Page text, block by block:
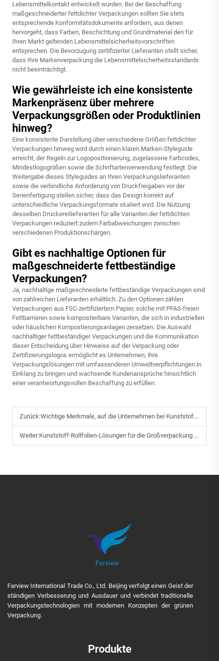
Lebensmittelkontakt entwickelt wurden. Bei der Beschaffung
maßgeschneiderter fettdichter Verpackungen sollten Sie stets
entsprechende Konformitätsdokumente anfordern, aus denen
hervorgeht, dass Farben, Beschichtung und Grundmaterial den für
Ihren Markt geltenden Lebensmittelsicherheitsvorschriften
entsprechen. Die Bevorzugung zertifizierter Lieferanten stellt sicher,
dass Ihre Markenverpackung die Lebensmittelsicherheitsstandards
nicht beeinträchtigt.
Wie gewährleiste ich eine konsistente
Markenpräsenz über mehrere
Verpackungsgrößen oder Produktlinien
hinweg?
Eine konsistente Darstellung über verschiedene Größen fettdichter
Verpackungen hinweg wird durch einen klaren Marken-Styleguide
erreicht, der Regeln zur Logopositionierung, zugelassene Farbcodes,
Mindestlogogrößen sowie die Schriftartenverwendung festlegt. Die
Weitergabe dieses Styleguides an Ihren Verpackungslieferanten
sowie die verbindliche Anforderung von Druckfreigaben vor der
Serienfertigung stellen sicher, dass das Design korrekt auf
unterschiedliche Verpackungsformate skaliert wird. Die Nutzung
desselben Druckereilieferanten für alle Varianten der fettdichten
Verpackungen reduziert zudem Farbabweichungen zwischen
verschiedenen Produktionschargen.
Gibt es nachhaltige Optionen für
maßgeschneiderte fettbeständige
Verpackungen?
Ja, nachhaltige maßgeschneiderte fettbeständige Verpackungen sind
von zahlreichen Lieferanten erhältlich. Zu den Optionen zählen
Verpackungen aus FSC-zertifiziertem Papier, solche mit PFAS-freien
Fettbarrieren sowie kompostierbare Varianten, die sich in industriellen
oder häuslichen Kompostierungsanlagen zersetzen. Die Auswahl
nachhaltiger fettbeständiger Verpackungen und die Kommunikation
dieser Entscheidung über Hinweise auf der Verpackung oder
Zertifizierungslogos ermöglicht es Unternehmen, ihre
Verpackungslösungen mit umfassenderen Umweltverpflichtungen in
Einklang zu bringen und wachsende Kundenansprüche hinsichtlich
einer verantwortungsvollen Beschaffung zu erfüllen.
Zurück:Wichtige Merkmale, auf die Unternehmen bei Kunststoff-Rollfolien achten sollten
Weiter:Kunststoff-Rollfolien-Lösungen für die Großverpackung von Lebensmitteln und industriellen Verpackungen
Farview International Trade Co., Ltd. Beijing verfolgt einen Geist der
ständigen Verbesserung und Ausdauer und verbindet traditionelle
Verpackungstechnologien mit modernen Konzepten der grünen
Verpackung.
Produkte